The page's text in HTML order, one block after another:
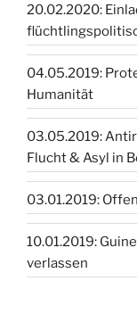
20.02.2020:
04.05.2019:
Humanität
03.05.2019:
Flucht & Asyl in
03.01.2019:
10.01.2019: Guinea, Togo, … Warum
verlassen